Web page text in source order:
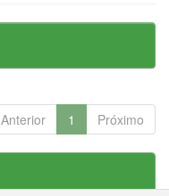
Anterior 1 Próximo